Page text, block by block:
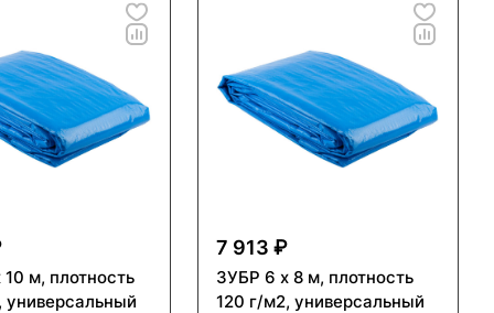
м, плотность
универсальный
7 913 ₽
ЗУБР 6 х 8 м, плотность
120 г/м2, универсальный